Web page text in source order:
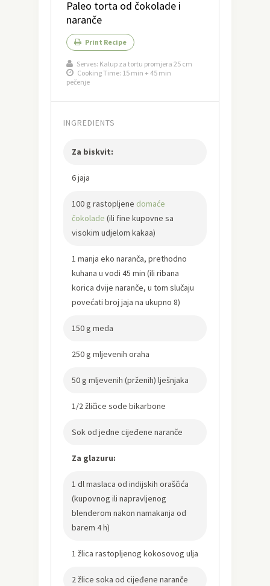
Paleo torta od čokolade i
naranče
Print Recipe
Serves: Kalup za tortu promjera 25 cm
Cooking Time: 15 min + 45 min
pečenje
INGREDIENTS
Za biskvit:
6 jaja
100 g rastopljene domaće
čokolade (ili fine kupovne sa
visokim udjelom kakaa)
1 manja eko naranča, prethodno
kuhana u vodi 45 min (ili ribana
korica dvije naranče, u tom slučaju
povećati broj jaja na ukupno 8)
150 g meda
250 g mljevenih oraha
50 g mljevenih (prženih) lješnjaka
1/2 žličice sode bikarbone
Sok od jedne cijeđene naranče
Za glazuru:
1 dl maslaca od indijskih oraščića
(kupovnog ili napravljenog
blenderom nakon namakanja od
barem 4 h)
1 žlica rastopljenog kokosovog ulja
2 žlice soka od cijeđene naranče